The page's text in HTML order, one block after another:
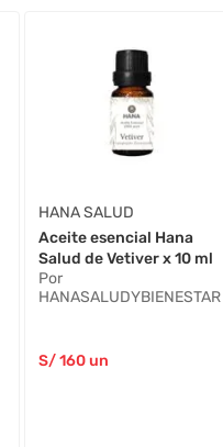
HANA SALUD
Aceite esencial Hana
Salud de Vetiver x 10 ml
Por
HANASALUDYBIENESTAR
S/160 un